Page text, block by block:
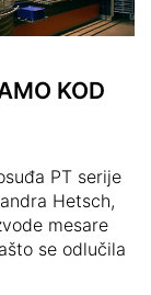
KOD
PT serije
Hetsch,
mesare
se odlučila